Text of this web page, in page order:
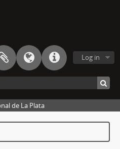
Log in
de La Plata